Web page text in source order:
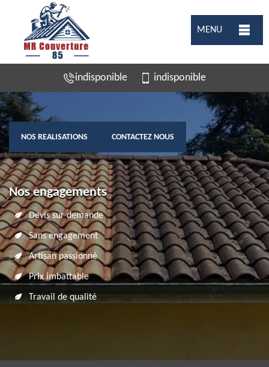
MENU
indisponible indisponible
NOS REALISATIONS CONTACTEZ NOUS
Nos engagements
Devis sur demande
Sans engagement
Artisan passionné
Prix imbattable
Travail de qualité